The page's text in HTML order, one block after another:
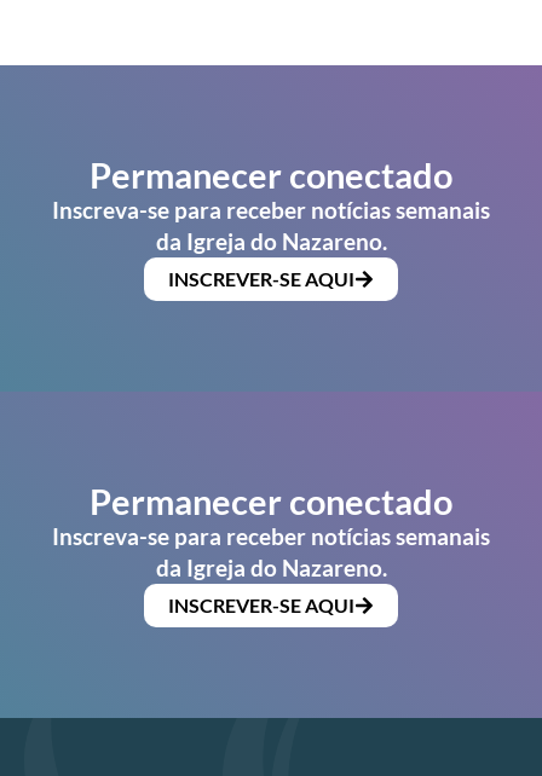
Permanecer conectado
Inscreva-se para receber notícias semanais
da Igreja do Nazareno.
INSCREVER-SE AQUI
Permanecer conectado
Inscreva-se para receber notícias semanais
da Igreja do Nazareno.
INSCREVER-SE AQUI